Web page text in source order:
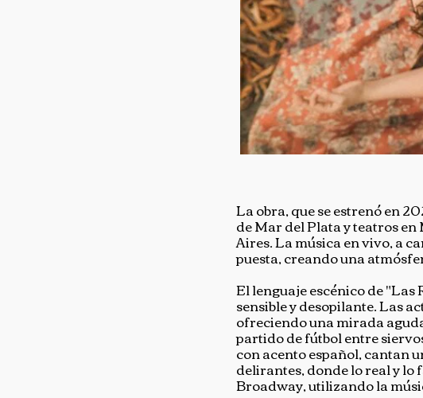
La obra, que se estrenó en
de Mar del Plata y teatros
Aires. La música en vivo, a
puesta, creando una
El lenguaje escénico de
sensible y desopilante. Las
ofreciendo una mirada
partido de fútbol entre
con acento español, cantan
delirantes, donde lo real y lo
Broadway, utilizando la